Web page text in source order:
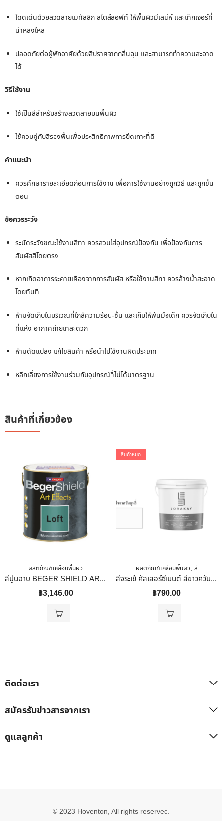
โดดเด่นด้วยลวดลายเมทัลลิก สไตล์ลอฟท์ ให้พื้นผิวมีเสน่ห์ และเท็กเจอร์ที่
น่าหลงใหล
ปลอดภัยต่อผู้พักอาศัยด้วยสีปราศจากกลิ่นฉุน และสามารถทำความสะอาด
ได้
วิธีใช้งาน
ใช้เป็นสีสำหรับสร้างลวดลายบนพื้นผิว
ใช้ควบคู่กับสีรองพื้นเพื่อประสิทธิภาพการยึดเกาะที่ดี
คำแนะนำ
ควรศึกษารายละเอียดก่อนการใช้งาน เพื่อการใช้งานอย่างถูกวิธี และถูกขั้น
ตอน
ข้อควรระวัง
ระมัดระวังขณะใช้งานสีทา ควรสวมใส่อุปกรณ์ป้องกัน เพื่อป้องกันการ
สัมผัสสีโดยตรง
หากเกิดอาการระคายเคืองจากการสัมผัส หรือใช้งานสีทา ควรล้างน้ำสะอาด
โดยทันที
ห้ามจัดเก็บในบริเวณที่ใกล้ความร้อน-ชื่น และเก็บให้พ้นมือเด็ก ควรจัดเก็บใน
ที่แห้ง อากาศถ่ายเทสะดวก
ห้ามดัดแปลง แก้ไขสินค้า หรือนำไปใช้งานผิดประเภท
หลีกเลี่ยงการใช้งานร่วมกับอุปกรณ์ที่ไม่ได้มาตรฐาน
สินค้าที่เกี่ยวข้อง
ผลิตภัณฑ์เคลือบพื้นผิว
สีปูนฉาบ BEGER SHIELD ART EFFECTS LOFT AF-0101 1 แกลลอน
฿3,146.00
สินค้าหมด
ผลิตภัณฑ์เคลือบพื้นผิว, สี
สีจระเข้ คัลเลอร์ซีเมนต์ สีขาวควันบุหรี่ 10 Kg.
฿790.00
ติดต่อเรา
สมัครรับข่าวสารจากเรา
ดูแลลูกค้า
© 2023 Hoventon, All rights reserved.